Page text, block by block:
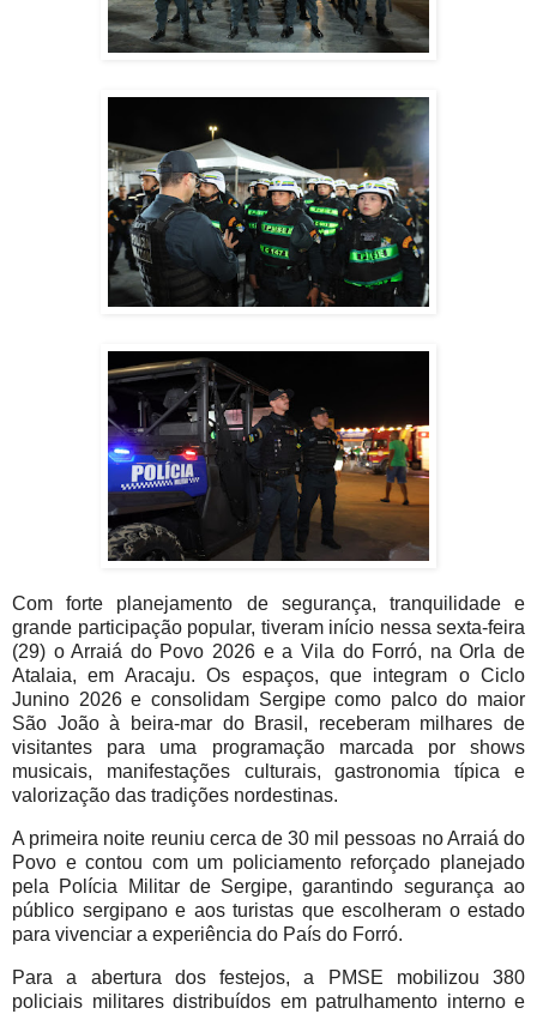
Com forte planejamento de segurança, tranquilidade e
grande participação popular, tiveram início nessa sexta-feira
(29) o Arraiá do Povo 2026 e a Vila do Forró, na Orla de
Atalaia, em Aracaju. Os espaços, que integram o Ciclo
Junino 2026 e consolidam Sergipe como palco do maior
São João à beira-mar do Brasil, receberam milhares de
visitantes para uma programação marcada por shows
musicais, manifestações culturais, gastronomia típica e
valorização das tradições nordestinas.
A primeira noite reuniu cerca de 30 mil pessoas no Arraiá do
Povo e contou com um policiamento reforçado planejado
pela Polícia Militar de Sergipe, garantindo segurança ao
público sergipano e aos turistas que escolheram o estado
para vivenciar a experiência do País do Forró.
Para a abertura dos festejos, a PMSE mobilizou 380
policiais militares distribuídos em patrulhamento interno e